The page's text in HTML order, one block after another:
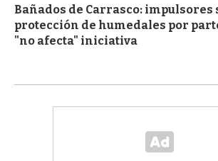
Bañados de Carrasco: impulsores
protección de humedales por
"no afecta" iniciativa